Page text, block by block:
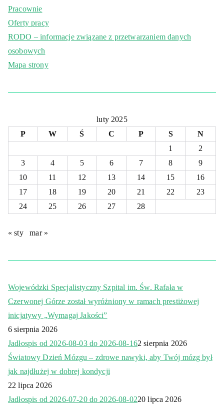
Pracownie
Oferty pracy
RODO – informacje związane z przetwarzaniem danych
osobowych
Mapa strony
luty 2025
P
W Ś C P S
N
1
2
3
4 5 6 7 8
9
10
11 12 13 14 15
16
17
18 19 20 21 22
23
24
25 26 27 28
« sty mar »
Wojewódzki Specjalistyczny Szpital im. Św. Rafała w
Czerwonej Górze został wyróżniony w ramach prestiżowej
inicjatywy „Wymagaj Jakości”
6 sierpnia 2026
Jadłospis od 2026-08-03 do 2026-08-162 sierpnia 2026
Światowy Dzień Mózgu – zdrowe nawyki, aby Twój mózg był
jak najdłużej w dobrej kondycji
22 lipca 2026
Jadłospis od 2026-07-20 do 2026-08-0220 lipca 2026